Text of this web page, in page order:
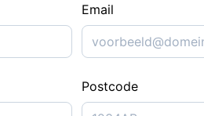
Email
Postcode